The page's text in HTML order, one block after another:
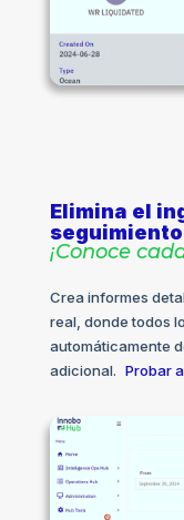
Elimina el
¡Conoce
Crea informes
real, donde todos
automáticamente
adicional. Probar